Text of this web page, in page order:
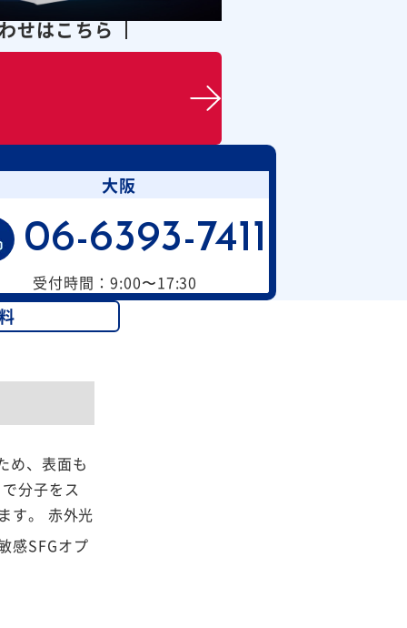
せはこちら
大阪
06-6393-7411
受付時間：9:00〜17:30
め、表面も
分子をス
す。 赤外光
感SFGオプ